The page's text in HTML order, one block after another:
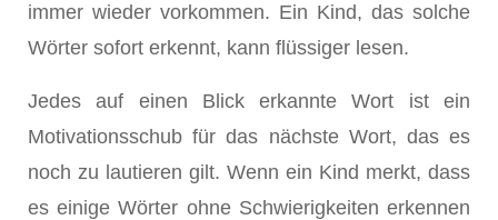
immer wieder vorkommen. Ein Kind, das solche
Wörter sofort erkennt, kann flüssiger lesen.
Jedes auf einen Blick erkannte Wort ist ein
Motivationsschub für das nächste Wort, das es
noch zu lautieren gilt. Wenn ein Kind merkt, dass
es einige Wörter ohne Schwierigkeiten erkennen